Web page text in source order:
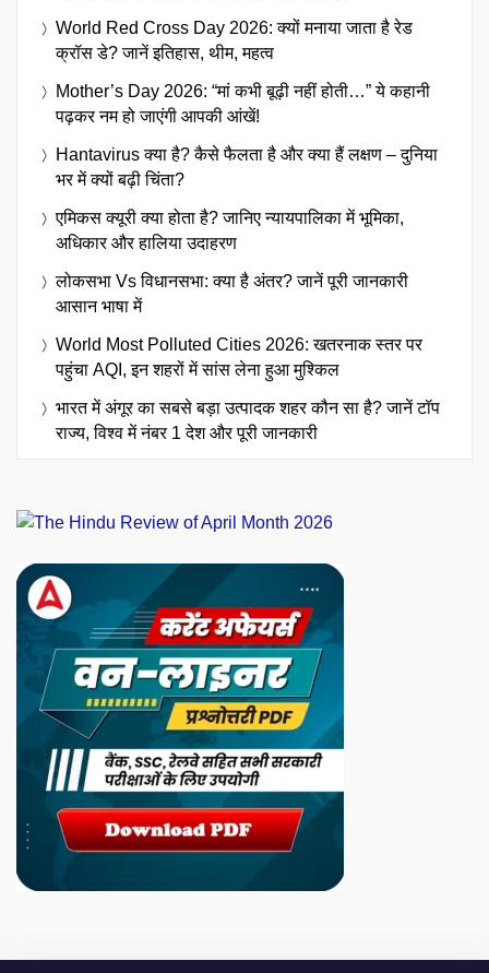
World Red Cross Day 2026: क्यों मनाया जाता है रेड
क्रॉस डे? जानें इतिहास, थीम, महत्व
Mother’s Day 2026: “मां कभी बूढ़ी नहीं होती…” ये कहानी
पढ़कर नम हो जाएंगी आपकी आंखें!
Hantavirus क्या है? कैसे फैलता है और क्या हैं लक्षण – दुनिया
भर में क्यों बढ़ी चिंता?
एमिकस क्यूरी क्या होता है? जानिए न्यायपालिका में भूमिका,
अधिकार और हालिया उदाहरण
लोकसभा Vs विधानसभा: क्या है अंतर? जानें पूरी जानकारी
आसान भाषा में
World Most Polluted Cities 2026: खतरनाक स्तर पर
पहुंचा AQI, इन शहरों में सांस लेना हुआ मुश्किल
भारत में अंगूर का सबसे बड़ा उत्पादक शहर कौन सा है? जानें टॉप
राज्य, विश्व में नंबर 1 देश और पूरी जानकारी